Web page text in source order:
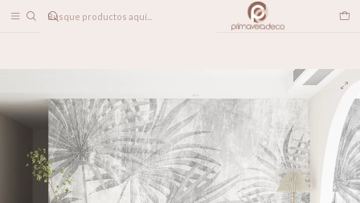
PAPELES MURALES TROPICAL